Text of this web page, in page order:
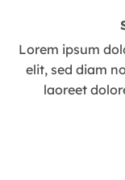
Lorem ipsum
elit, sed diam
laoreet